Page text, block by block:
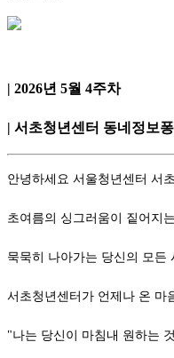
| 2026년 5월 4주차
| 서초청년센터 동네정보
안녕하세요 서울청년센터 서
초여름의 싱그러움이 짙어지
묵묵히 나아가는 당신의 모든
서초청년센터가 언제나 온 마
"나는 당신이 마침내 원하는